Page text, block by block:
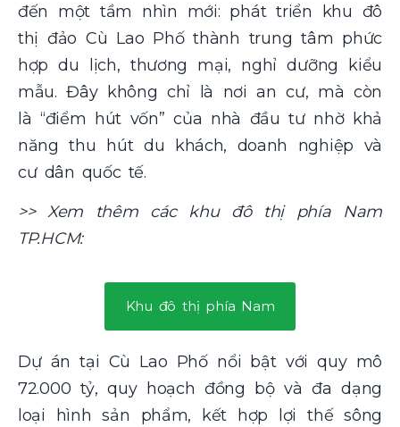
đến một tầm nhìn mới: phát triển khu đô
thị đảo Cù Lao Phố thành trung tâm phức
hợp du lịch, thương mại, nghỉ dưỡng kiểu
mẫu. Đây không chỉ là nơi an cư, mà còn
là “điểm hút vốn” của nhà đầu tư nhờ khả
năng thu hút du khách, doanh nghiệp và
cư dân quốc tế.
>> Xem thêm các khu đô thị phía Nam
TP.HCM:
Khu đô thị phía Nam
Dự án tại Cù Lao Phố nổi bật với quy mô
72.000 tỷ, quy hoạch đồng bộ và đa dạng
loại hình sản phẩm, kết hợp lợi thế sông